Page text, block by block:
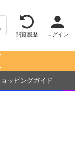
閲覧履歴 ログイン
ッピングガイド